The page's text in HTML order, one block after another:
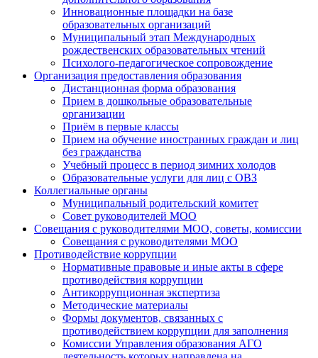
Инновационные площадки на базе
образовательных организаций
Муниципальный этап Международных
рождественских образовательных чтений
Психолого-педагогическое сопровождение
Организация предоставления образования
Дистанционная форма образования
Прием в дошкольные образовательные
организации
Приём в первые классы
Прием на обучение иностранных граждан и лиц
без гражданства
Учебный процесс в период зимних холодов
Образовательные услуги для лиц с ОВЗ
Коллегиальные органы
Муниципальный родительский комитет
Совет руководителей МОО
Совещания с руководителями МОО, советы, комиссии
Совещания с руководителями МОО
Противодействие коррупции
Нормативные правовые и иные акты в сфере
противодействия коррупции
Антикоррупционная экспертиза
Методические материалы
Формы документов, связанных с
противодействием коррупции для заполнения
Комиссии Управления образования АГО